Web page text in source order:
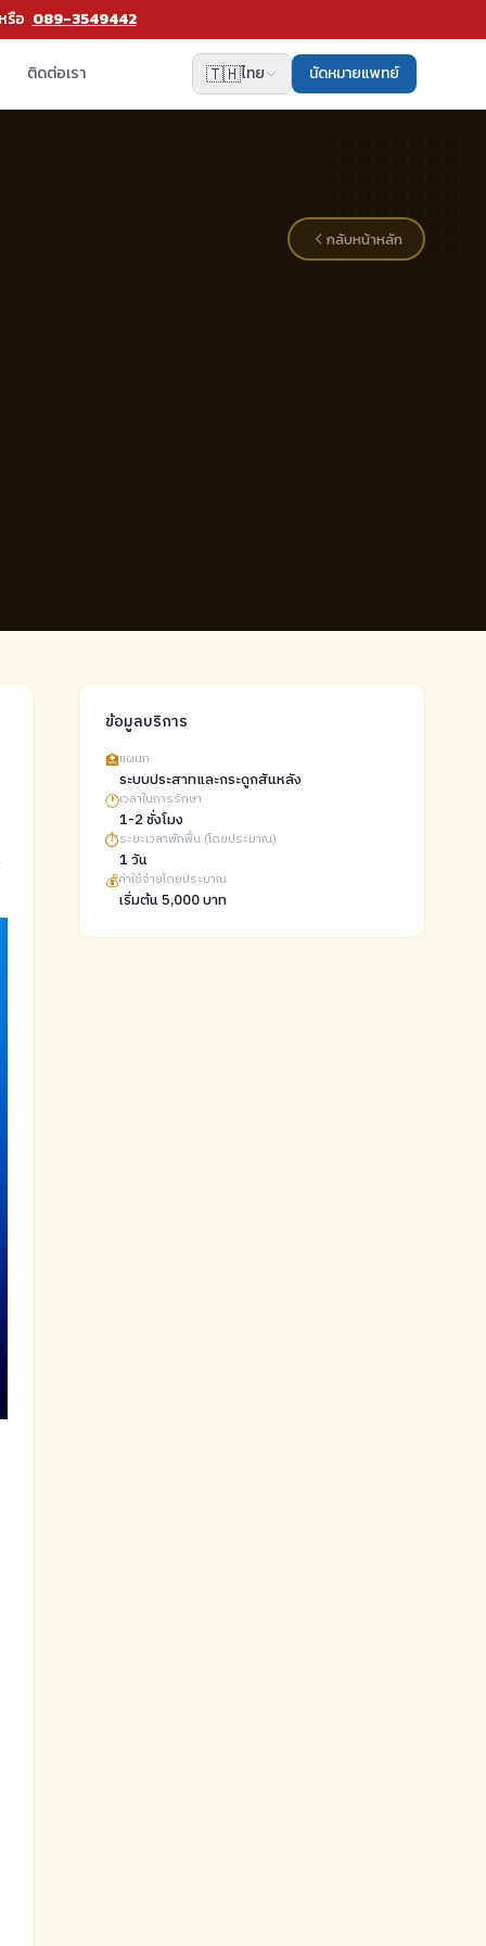
รือ 089-3549442
ติดต่อเรา 🇹🇭ไทย นัดหมายแพทย์
กลับหน้าหลัก
ข้อมูลบริการ
🏥แผนก
ระบบประสาทและกระดูกสันหลัง
🕐เวลาในการรักษา
1-2 ชั่งโมง
⏱️ระยะเวลาพักฟื้น (โดยประมาณ)
1 วัน
💰ค่าใช้จ่ายโดยประมาณ
เริ่มต้น 5,000 บาท